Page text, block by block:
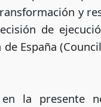
y
de
España
la presente